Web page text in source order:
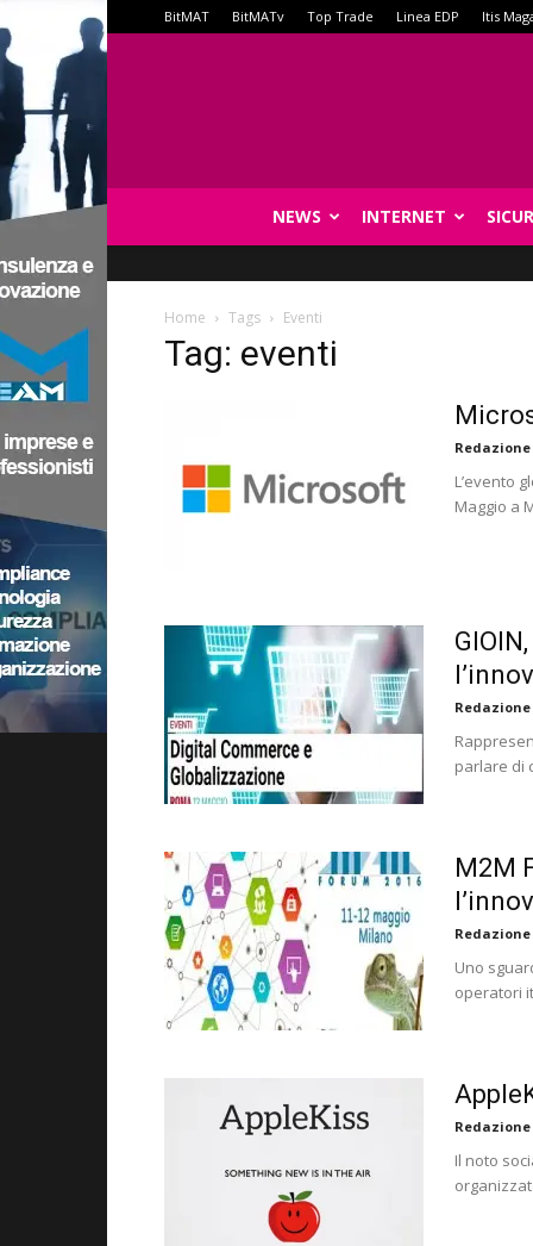
BitMAT BitMATv Top Trade Linea EDP Itis
NEWS INTERNET
Home Tags Eventi
Tag: eventi
L’evento
Maggio a
parlare di
M2M
Uno
operatori
Il noto